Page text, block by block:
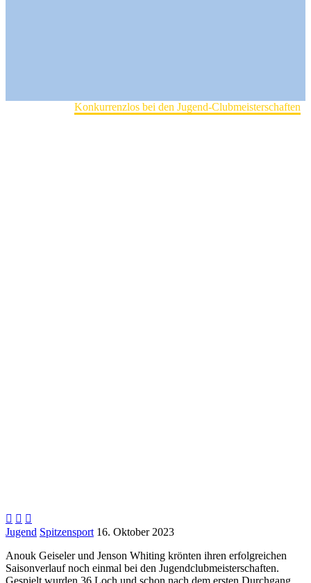
Konkurrenzlos bei den Jugend-Clubmeisterschaften
  
Jugend Spitzensport 16. Oktober 2023
Anouk Geiseler und Jenson Whiting krönten ihren erfolgreichen
Saisonverlauf noch einmal bei den Jugendclubmeisterschaften.
Gespielt wurden 36 Loch und schon nach dem ersten Durchgang